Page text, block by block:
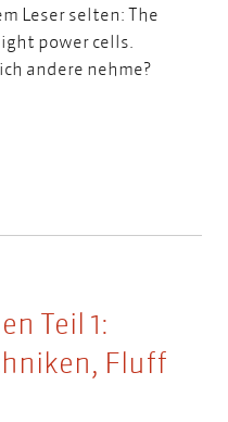
Leser selten: The
power cells.
andere nehme?
Teil 1:
Fluff